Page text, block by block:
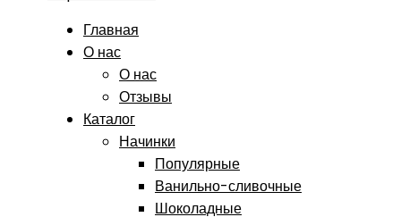
Главная
О нас
О нас
Отзывы
Каталог
Начинки
Популярные
Ванильно-сливочные
Шоколадные